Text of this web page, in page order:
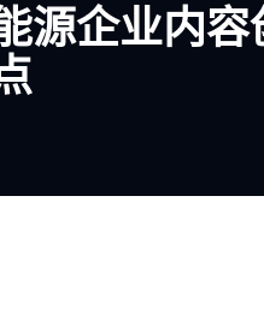
源企业内